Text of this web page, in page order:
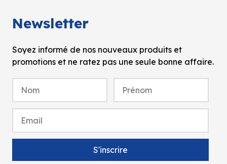
Newsletter
Soyez informé de nos nouveaux produits et
promotions et ne ratez pas une seule bonne affaire.